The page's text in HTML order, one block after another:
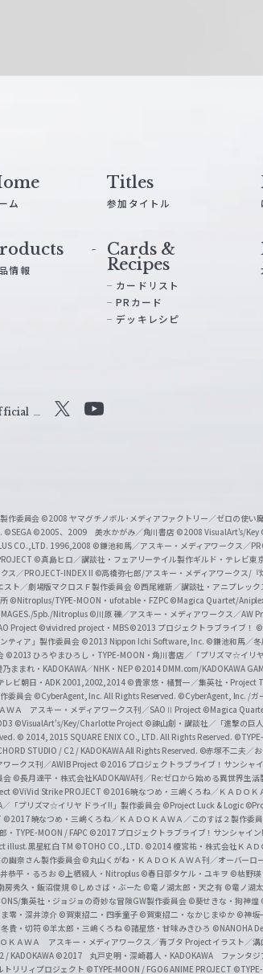
ム
Titles
参加タイトル
情報
Cards &
Recipes
カードリスト
PRカード
デッキレシピ
b
e
O
f
f
i
c
i
a
l
C
h
a
n
n
e
l
作委員会 ©2008 ヤマグチノボル･メディアファクトリー／ゼロの使い
©SEGA ©2005、2009 美水かがみ／角川書店 ©2008 VisualArt's/Key
CO.,LTD. 1996,2008 ©鎌池和馬／アスキー・メディアワークス／
©真島ヒロ／講談社・フェアリーテイル製作ギルド・テレビ東
ス／PROJECT-INDEX II ©高橋弥七郎/アスキー・メディアワークス/『
ト／劇場版マクロスＦ製作委員会 ©西尾維新／講談社・アニプレック
©Nitroplus/TYPE-MOON・ufotable・FZPC ©Magica Quartet/
5pb./Nitroplus ©川原 礫／アスキー・メディアワークス／AW
Project ©vividred project・MBS ©2013 プロジェクトラブライブ！
ティア」製作委員会 ©2013 Nippon Ichi Software, Inc. ©鎌池和馬／冬
©2013 ひろやまひろし・TYPE-MOON・角川書店／「プリズマ☆イリ
ままれ・KADOKAWA／NHK・NEP ©2014 DMM.com/KADOKAWA
レビ朝日・ADK 2001,2002,2014 ©貴家悠・橘賢一／集英社・Project
委員会 ©CyberAgent, Inc. All Rights Reserved. ©CyberAgent, Inc. /ガ
ＷＡ アスキー・メディアワークス刊／SAOⅡ Project ©Magica
©VisualArt's/Key/Charlotte Project ©諫山創・講談社／「進撃の巨
© 2014, 2015 SQUARE ENIX CO., LTD. All Rights Reserved.
STUDIO / C2 / KADOKAWA All Rights Reserved. ©赤塚不二夫／
ークス刊／AWIB Project ©2016 プロジェクトラブライブ！サンシャ
会 ©長月達平・株式会社KADOKAWA刊／Re:ゼロから始める異世界生活
©ViVid Strike PROJECT ©2016 暁なつめ・三嶋くろね／ＫＡＤＯＫ
「プリズマ☆イリヤ ドライ!!」製作委員会 ©Project Luck & Logic
©2017 暁なつめ・三嶋くろね／ＫＡＤＯＫＡＷＡ／このすば２製作委
・TYPE-MOON / FAPC ©2017 プロジェクトラブライブ！サンシャイン
illust.黒星紅白 TM ©TOHO CO., LTD. ©2014 榎宮祐・株式会社ＫＡＤ
幽奈さん製作委員会©丸山くがね・ＫＡＤＯＫＡＷＡ刊／オーバーロ
恭平・るろお ©上栖綴人・Nitroplus ©春日部タケル・ユキヲ ©枯野瑛
房秀久・飯沼俊規 ©しめさば・ぶーた ©竜ノ湖太郎・天之有 ©竜ノ湖
集英社・ジョジョの奇妙な冒険GW製作委員会 ©葵せきな・狗神煌
零・深井涼介 ©賀東招二・四季童子 ©賀東招二・なかじまゆか ©神坂
貴・切符 ©羊太郎・三嶋くろね ©諸星悠・甘味みきひろ ©NANOHA
ＫＡＷＡ アスキー・メディアワークス／青ブタ Project イラスト／溝
/ KADOKAWA ©2017 丸戸史明・深崎暮人・KADOKAWA ファンタ
トリリィプロジェクト ©TYPE-MOON / FGO6 ANIME PROJECT